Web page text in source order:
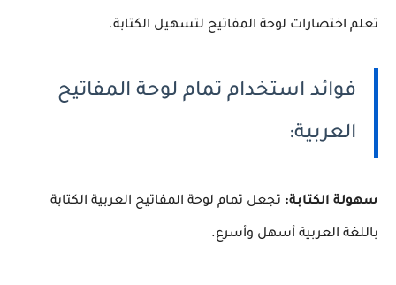
تعلم اختصارات لوحة المفاتيح لتسهيل الكتابة.
فوائد استخدام تمام لوحة المفاتيح
العربية:
سهولة الكتابة: تجعل تمام لوحة المفاتيح العربية الكتابة
باللغة العربية أسهل وأسرع.